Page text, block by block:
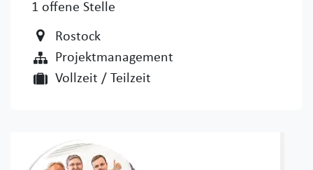
1 offene Stelle
Rostock
Projektmanagement
Vollzeit / Teilzeit